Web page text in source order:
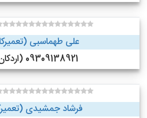
علی طهماسبی
09309138921 (اردکان )
فرشاد جمشیدی